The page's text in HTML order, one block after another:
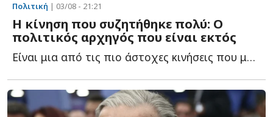
Πολιτική | 03/08 - 21:21
Η κίνηση που συζητήθηκε πολύ: Ο
πολιτικός αρχηγός που είναι εκτός
Είναι μια από τις πιο άστοχες κινήσεις που μπορούσε ν...